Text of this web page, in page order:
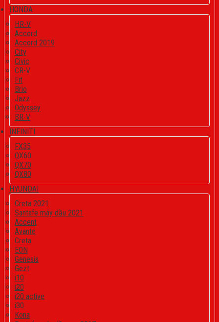
HONDA
HR-V
Accord
Accord 2019
City
Civic
CR-V
Fit
Brio
Jazz
Odyssey
BR-V
INFINITI
FX35
QX60
QX70
QX80
HYUNDAI
Creta 2021
Santafe máy dầu 2021
Accent
Avante
Creta
EON
Genesis
Gezt
i10
i20
i20 active
i30
Kona